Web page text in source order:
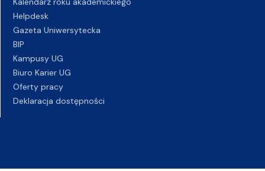
Helpdesk
Gazeta Uniwersytecka
BIP
Kampusy UG
Biuro Karier UG
Oferty pracy
Deklaracja dostępności